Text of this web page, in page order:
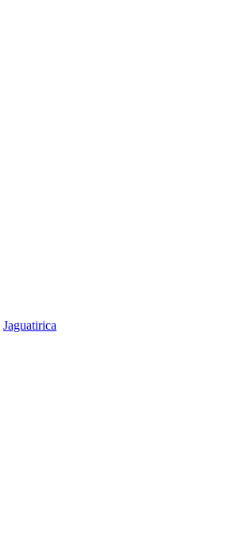
Jaguatirica